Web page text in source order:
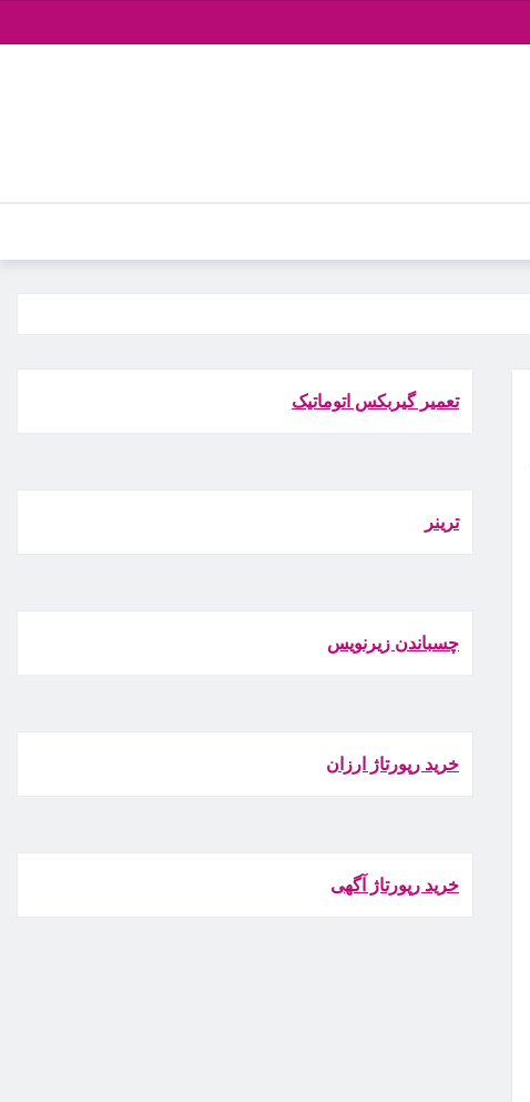
تعمیر گیربکس اتوماتیک
ترينر
چسباندن زيرنويس
خرید رپورتاژ ارزان
خرید رپورتاژ آگهی